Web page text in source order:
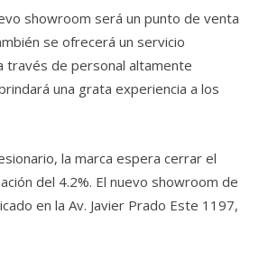
showroom será un punto de venta
se ofrecerá un servicio
través de personal altamente
una grata experiencia a los
la marca espera cerrar el
del 4.2%. El nuevo showroom de
en la Av. Javier Prado Este 1197,